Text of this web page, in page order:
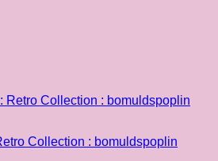
Collection : bomuldspoplin